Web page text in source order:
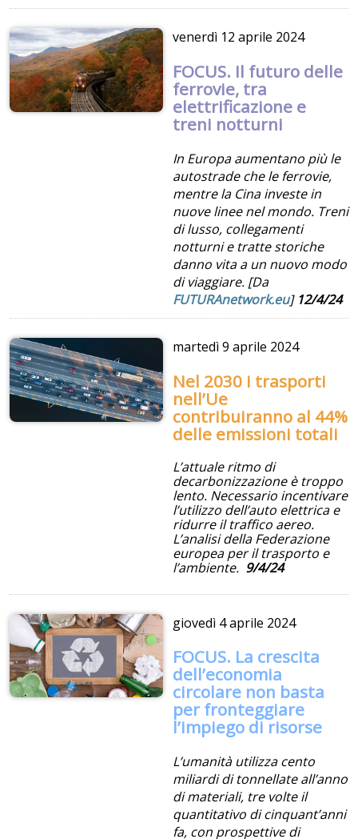
venerdì 12 aprile 2024
FOCUS. Il futuro delle
ferrovie, tra
elettrificazione e
treni notturni
In Europa aumentano più le
autostrade che le ferrovie,
mentre la Cina investe in
nuove linee nel mondo. Treni
di lusso, collegamenti
notturni e tratte storiche
danno vita a un nuovo modo
di viaggiare. [Da
FUTURAnetwork.eu] 12/4/24
martedì9 aprile 2024
Nel 2030 i trasporti
nell’Ue
contribuiranno al 44%
delle emissioni totali
L’attuale ritmo di
decarbonizzazione è troppo
lento. Necessario incentivare
l’utilizzo dell’auto elettrica e
ridurre il traffico aereo.
L’analisi della Federazione
europea per il trasporto e
l’ambiente. 9/4/24
giovedì 4 aprile 2024
FOCUS. La crescita
dell’economia
circolare non basta
per fronteggiare
l’impiego di risorse
L’umanità utilizza cento
miliardi di tonnellate all’anno
di materiali, tre volte il
quantitativo di cinquant’anni
fa, con prospettive di